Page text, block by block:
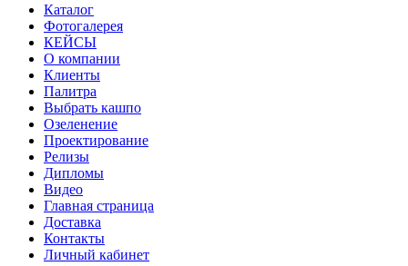
Каталог
Фотогалерея
КЕЙСЫ
О компании
Клиенты
Палитра
Выбрать кашпо
Озеленение
Проектирование
Релизы
Дипломы
Видео
Главная страница
Доставка
Контакты
Личный кабинет